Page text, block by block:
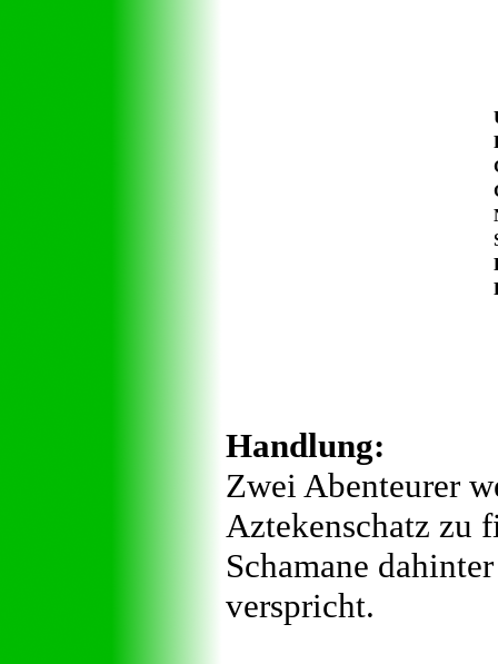
Handlung:
Zwei Abenteurer
Aztekenschatz zu
Schamane
verspricht.